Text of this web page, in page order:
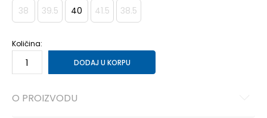
38 39.5 40 41.5 38.5
Količina:
DODAJ U KORPU
O PROIZVODU